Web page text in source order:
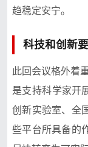
趋稳定安宁。
科技和创新
此回会议格‍外着
是支‌持科学家开
创新实验室、全
些平台所具备的